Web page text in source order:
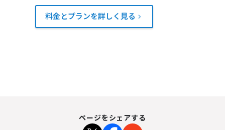
料金とプランを詳しく見る
ページをシェアする